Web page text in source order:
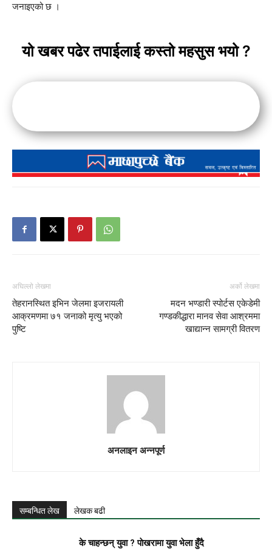
जनाइएको छ ।
यो खबर पढेर तपाईलाई कस्तो महसुस भयो ?
अघिल्लो लेखमा
तेहरानस्थित इभिन जेलमा इजरायली
आक्रमणमा ७१ जनाको मृत्यु भएको
पुष्टि
अर्को लेखमा
मदन भण्डारी स्पोर्टस एकेडेमी
गण्डकीद्धारा मानव सेवा आश्रममा
खाद्यान्न सामग्री वितरण
अनलाइन अन्नपूर्ण
सम्बन्धित लेख लेखक बढी
के चाहन्छन् युवा ? पाेखरामा युवा भेला हुँदै